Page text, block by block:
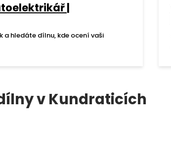
|
a hledáte dílnu, kde ocení vaši
v Kundraticích